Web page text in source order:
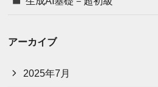
アーカイブ
2025年7月